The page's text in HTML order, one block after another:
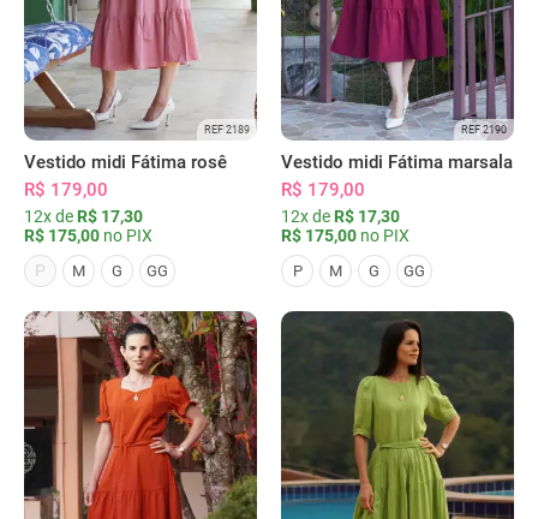
REF 2189
Vestido midi Fátima rosê
R$ 179,00
12x de R$ 17,30
R$ 175,00 no PIX
P
M G GG
REF 2190
Vestido midi Fátima marsala
R$ 179,00
12x de R$ 17,30
R$ 175,00 no PIX
P M G GG